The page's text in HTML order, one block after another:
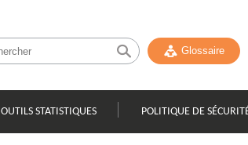
Glossaire
OUTILS STATISTIQUES POLITIQUE DE